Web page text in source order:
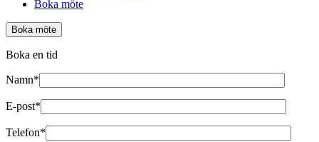
Boka möte
Boka möte
Boka en tid
Namn*
E-post*
Telefon*